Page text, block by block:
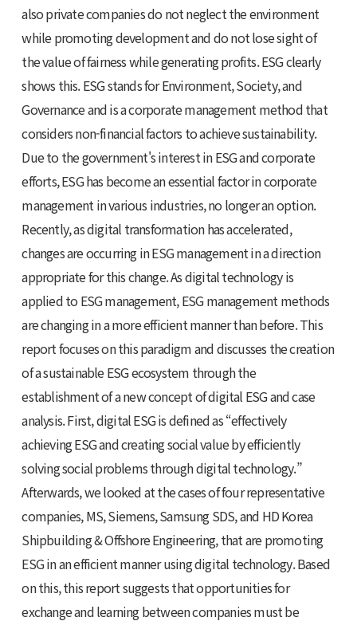
also private companies do not neglect the environment
while promoting development and do not lose sight of
the value of fairness while generating profits. ESG clearly
shows this. ESG stands for Environment, Society, and
Governance and is a corporate management method that
considers non-financial factors to achieve sustainability.
Due to the government's interest in ESG and corporate
efforts, ESG has become an essential factor in corporate
management in various industries, no longer an option.
Recently, as digital transformation has accelerated,
changes are occurring in ESG management in a direction
appropriate for this change. As digital technology is
applied to ESG management, ESG management methods
are changing in a more efficient manner than before. This
report focuses on this paradigm and discusses the creation
of a sustainable ESG ecosystem through the
establishment of a new concept of digital ESG and case
analysis. First, digital ESG is defined as “effectively
achieving ESG and creating social value by efficiently
solving social problems through digital technology.”
Afterwards, we looked at the cases of four representative
companies, MS, Siemens, Samsung SDS, and HD Korea
Shipbuilding & Offshore Engineering, that are promoting
ESG in an efficient manner using digital technology. Based
on this, this report suggests that opportunities for
exchange and learning between companies must be